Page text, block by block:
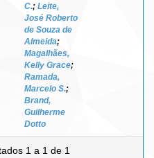
C.; Leite,
José Roberto
de Souza de
Almeida;
Magalhães,
Kelly Grace;
Ramada,
Marcelo S.;
Brand,
Guilherme
Dotto
1 a 1 de 1